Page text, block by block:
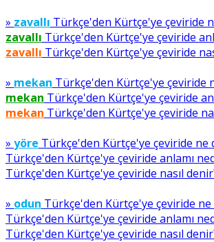
» zavallı Türkçe'den Kürtçe'ye çeviride
zavallı Türkçe'den Kürtçe'ye çeviride
zavallı Türkçe'den Kürtçe'ye çeviride
» mekan Türkçe'den Kürtçe'ye çeviride
mekan Türkçe'den Kürtçe'ye çeviride
mekan Türkçe'den Kürtçe'ye çeviride
» yöre Türkçe'den Kürtçe'ye çeviride ne
Türkçe'den Kürtçe'ye çeviride anlamı
Türkçe'den Kürtçe'ye çeviride nasıl
» odun Türkçe'den Kürtçe'ye çeviride
Türkçe'den Kürtçe'ye çeviride anlamı
Türkçe'den Kürtçe'ye çeviride nasıl